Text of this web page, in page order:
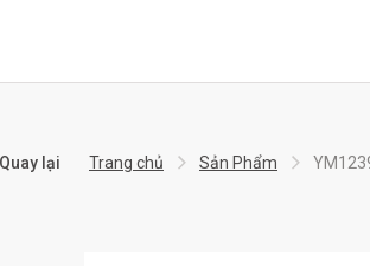
Quay lại Trang chủ Sản Phẩm